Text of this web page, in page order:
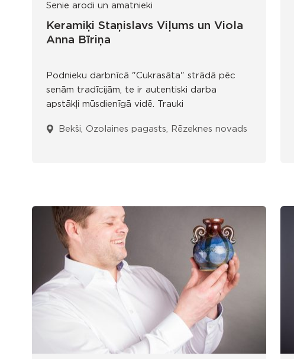
Senie arodi un amatnieki
Keramiķi Staņislavs Viļums un Viola
Anna Bīriņa
Podnieku darbnīcā "Cukrasāta" strādā pēc
senām tradīcijām, te ir autentiski darba
apstākļi mūsdienīgā vidē. Trauki
Bekši, Ozolaines pagasts, Rēzeknes novads